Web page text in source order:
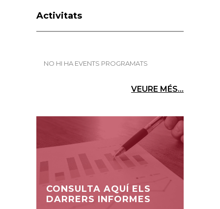
Activitats
NO HI HA EVENTS PROGRAMATS
VEURE MÉS...
CONSULTA AQUÍ ELS
DARRERS INFORMES